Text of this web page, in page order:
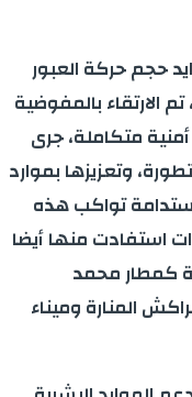
حجم حركة العبور
الارتقاء بالمفوضية
متكاملة، جرى
وتعزيزها بموارد
تواكب هذه
استفادت منها أيضا
كمطار محمد
المنارة وميناء